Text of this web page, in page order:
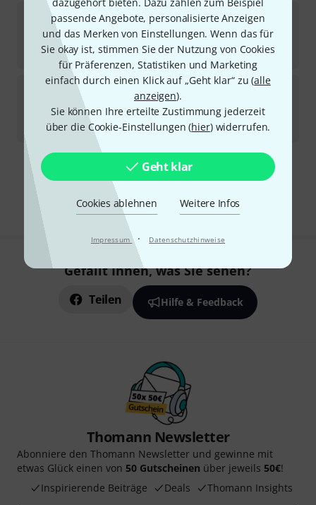
passende Angebote, personalisierte Anzeigen
und das Merken von Einstellungen. Wenn das für
Sie okay ist, stimmen Sie der Nutzung von Cookies
für Präferenzen, Statistiken und Marketing
einfach durch einen Klick auf „Geht klar“ zu (alle
anzeigen).
Sie können Ihre erteilte Zustimmung jederzeit
über die Cookie-Einstellungen (hier) widerrufen.
Geht klar
Cookies ablehnen Weitere Infos
Impressum · Datenschutzhinweise
Ghielmetti Patch Cable 3pin 180cm, rt
Sofort lieferbar
37CHF
Ghielmetti Patch Cable 3pin 120cm, Blue
Sofort lieferbar
34CHF
Kostenloser Versand ab 199 CHF
Gefällt Ihnen, was Sie sehen?
Teilen Hilfe & Feedback
Thomann Newsletter
Abonniere den Thomann Newsletter und gewinne mit
etwas Glück einen von 50 Gutscheinen über jeweils 50€!
Inspirierende Beiträge
Deals Thomann Insights